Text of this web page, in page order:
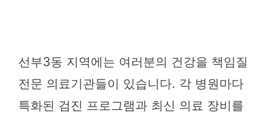
선부3동 지역에는 여러분의 건강을 책임질
전문 의료기관들이 있습니다. 각 병원마다
특화된 검진 프로그램과 최신 의료 장비를